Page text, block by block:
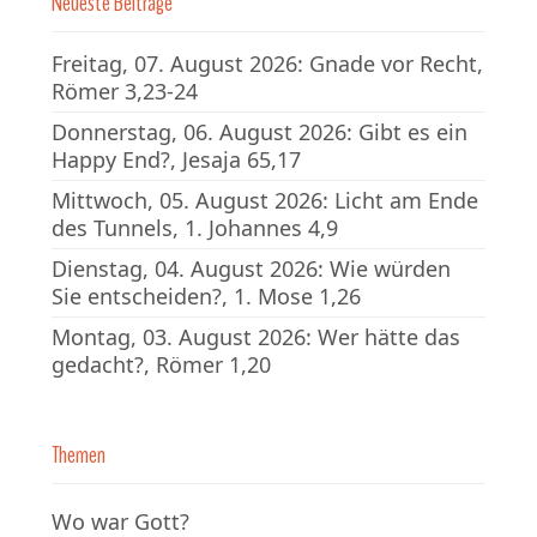
Freitag, 07. August 2026: Gnade vor Recht,
Römer 3,23-24
Donnerstag, 06. August 2026: Gibt es ein
Happy End?, Jesaja 65,17
Mittwoch, 05. August 2026: Licht am Ende
des Tunnels, 1. Johannes 4,9
Dienstag, 04. August 2026: Wie würden
Sie entscheiden?, 1. Mose 1,26
Montag, 03. August 2026: Wer hätte das
gedacht?, Römer 1,20
Themen
Wo war Gott?